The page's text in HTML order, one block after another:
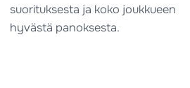
suorituksesta ja koko joukkueen
hyvästä panoksesta.